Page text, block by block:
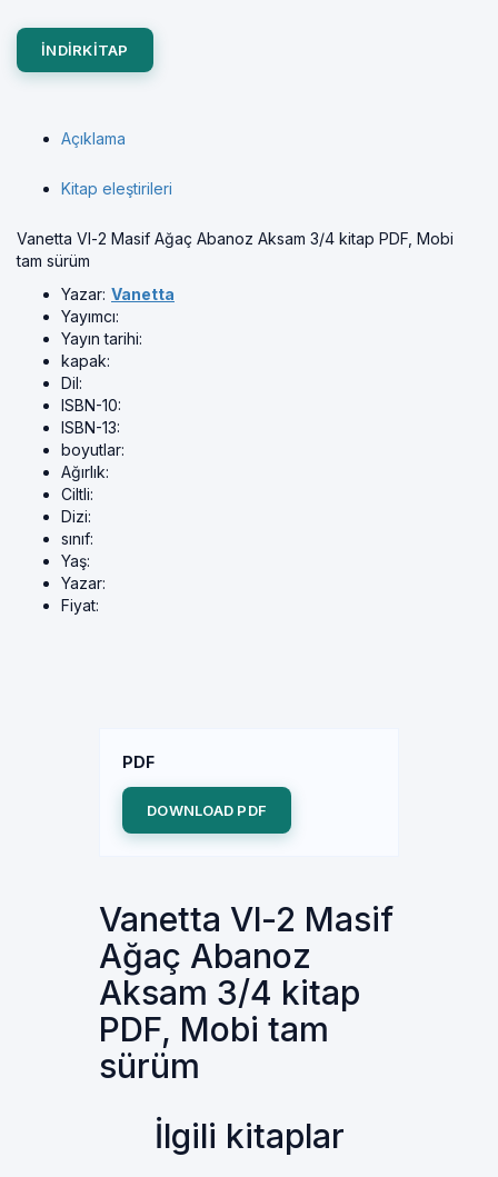
INDIRKITAP
Açıklama
Kitap eleştirileri
Vanetta Vl-2 Masif Ağaç Abanoz Aksam 3/4 kitap PDF, Mobi
tam sürüm
Yazar: Vanetta
Yayımcı:
Yayın tarihi:
kapak:
Dil:
ISBN-10:
ISBN-13:
boyutlar:
Ağırlık:
Ciltli:
Dizi:
sınıf:
Yaş:
Yazar:
Fiyat:
PDF
DOWNLOAD PDF
Vanetta Vl-2 Masif
Ağaç Abanoz
Aksam 3/4 kitap
PDF, Mobi tam
sürüm
İlgili kitaplar